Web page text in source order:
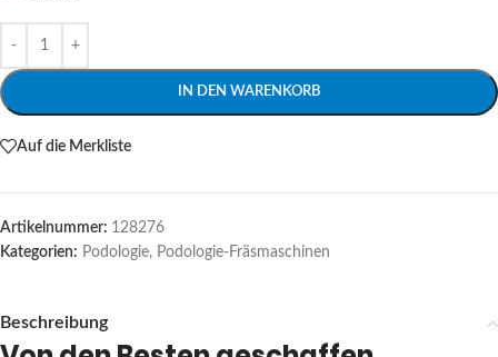
IN DEN WARENKORB
Alternative:
Auf die Merkliste
Artikelnummer: 128276
Kategorien: Podologie, Podologie-Fräsmaschinen
Beschreibung